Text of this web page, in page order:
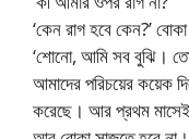
‘কেন রাগ হবে কেন?’ বোকা
‘শোনো, আমি সব বুঝি।
আমাদের পরিচয়ের কয়েক
করেছে। আর প্রথম মাসেই